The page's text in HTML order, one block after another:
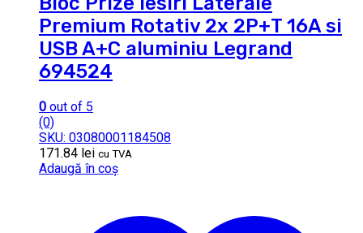
Premium Rotativ 2x 2P+T 16A si
USB A+C aluminiu Legrand
694524
0 out of 5
(0)
SKU: 03080001184508
171.84 lei cu TVA
Adaugă în coș